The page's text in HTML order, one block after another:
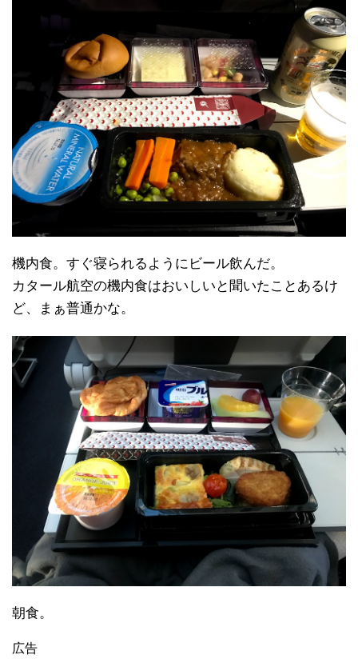
機内食。すぐ寝られるようにビール飲んだ。
カタール航空の機内食はおいしいと聞いたことあるけ
ど、まぁ普通かな。
朝食。
広告